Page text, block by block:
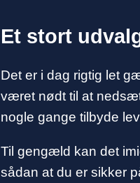
Et stort
Det er i dag rigtig let
været nødt til at
nogle gange tilbyde
Til gengæld kan det
sådan at du er sikker